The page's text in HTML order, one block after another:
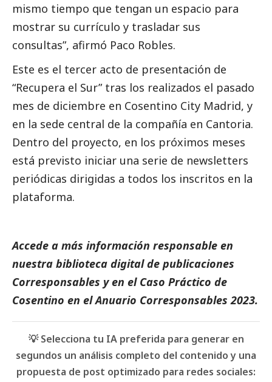
mismo tiempo que tengan un espacio para
mostrar su currículo y trasladar sus
consultas”, afirmó Paco Robles.
Este es el tercer acto de presentación de
“Recupera el Sur” tras los realizados el pasado
mes de diciembre en Cosentino City Madrid, y
en la sede central de la compañía en Cantoria.
Dentro del proyecto, en los próximos meses
está previsto iniciar una serie de newsletters
periódicas dirigidas a todos los inscritos en la
plataforma.
Accede a más información responsable en
nuestra biblioteca digital de publicaciones
Corresponsables y en el Caso Práctico de
Cosentino en elAnuario Corresponsables 2023.
💡 Selecciona tu IA preferida para generar en
segundos un análisis completo del contenido y una
propuesta de post optimizado para redes sociales: